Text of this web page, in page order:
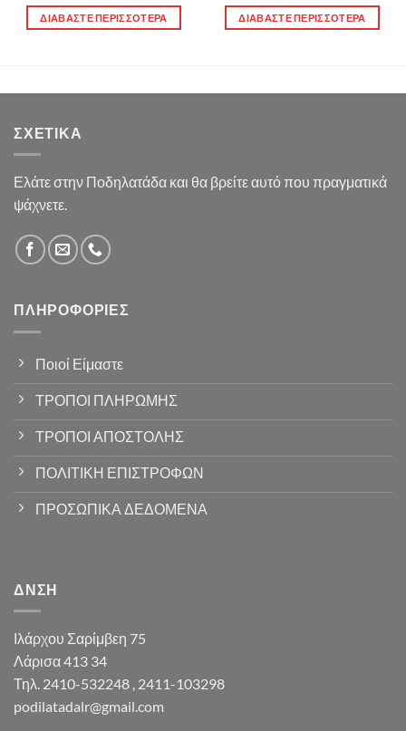
ΔΙΑΒΆΣΤΕ ΠΕΡΙΣΣΌΤΕΡΑ ΔΙΑΒΆΣΤΕ ΠΕΡΙΣΣΌΤΕΡΑ
ΣΧΕΤΙΚΆ
Ελάτε στην Ποδηλατάδα και θα βρείτε αυτό που πραγματικά
ψάχνετε.
ΠΛΗΡΟΦΟΡΊΕΣ
Ποιοί Είμαστε
ΤΡΟΠΟΙ ΠΛΗΡΩΜΗΣ
ΤΡΟΠΟΙ ΑΠΟΣΤΟΛΗΣ
ΠΟΛΙΤΙΚΗ ΕΠΙΣΤΡΟΦΩΝ
ΠΡΟΣΩΠΙΚΑ ΔΕΔΟΜΕΝΑ
ΔΝΣΗ
Ιλάρχου Σαρίμβεη 75
Λάρισα 413 34
Τηλ. 2410-532248 , 2411-103298
podilatadalr@gmail.com